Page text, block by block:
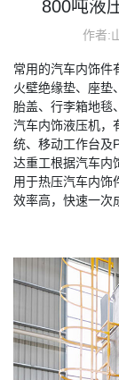
800吨液
作者:
常用的汽车内饰件
火壁绝缘垫、座垫
胎盖、行李箱地毯
汽车内饰液压机，
统、移动工作台及
达重工根据汽车内
用于热压汽车内饰
效率高，快速一次